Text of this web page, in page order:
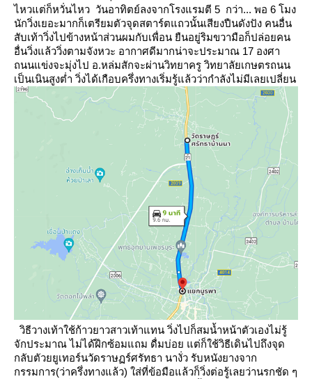
ไหวแต่ก็หวั่นไหว วันอาทิตย์ลงจากโรงแรมตี 5 กว่า... พอ 6 โมง
นักวิ่งเยอะมากก็เตรียมตัวจุดสตาร์ตแถวนั้นเสียงปืนดังปัง คนอื่น
สับเท้าวิ่งไปข้างหน้าส่วนผมกับเพื่อน ยืนอยู่ริมขวามือก็ปล่อยคน
อื่นวิ่งแล้ววิ่งตามจังหวะ อากาศดีมากน่าจะประมาณ 17 องศา
ถนนแข่งจะมุ่งไป อ.หล่มสักจะผ่านวิทยาครู วิทยาลัยเกษตรถนน
เป็นเนินสูงต่ำ วิ่งได้เกือบครึ่งทางเริ่มรู้แล้วว่ากำลังไม่มีเลยเปลี่ยน
วิธีวางเท้าใช้ก้าวยาวสาวเท้าแทน วิ่งไปก็สมน้ำหน้าตัวเองไม่รู้
จักประมาณ ไม่ได้ฝึกซ้อมแถม ดื่มบ่อ ต่ก็ใช้วิธีเดินไปถึงจุด
กลับตัวยยูเทอร์นวัดราษฏร์ศรัทธา นางั่ว รับหนังยางจาก
กรรมการ(ว่าครึ่งทางแล้ว) ส่ที่ข้อมือแล้วก็วิ่งต่อรู้เลยว่านรกชัด ๆ